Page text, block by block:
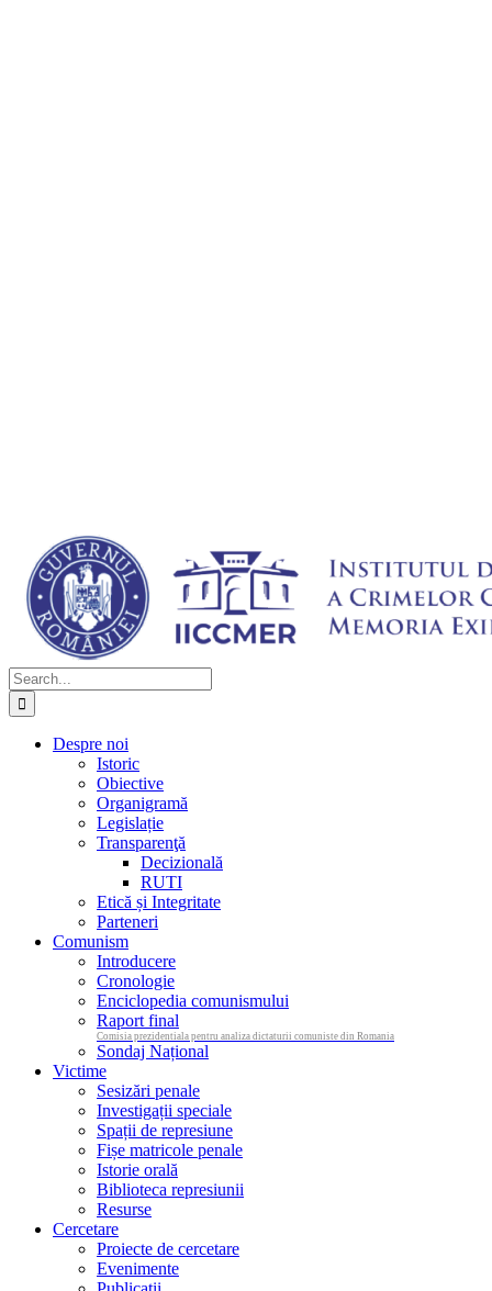
Search
for:
Despre noi
Istoric
Obiective
Organigramă
Legislație
Transparenţă
Decizională
RUTI
Etică și Integritate
Parteneri
Comunism
Introducere
Cronologie
Enciclopedia comunismului
Raport final
Comisia prezidentiala pentru analiza dictaturii comuniste din Romania
Sondaj Național
Victime
Sesizări penale
Investigații speciale
Spații de represiune
Fișe matricole penale
Istorie orală
Biblioteca represiunii
Resurse
Cercetare
Proiecte de cercetare
Evenimente